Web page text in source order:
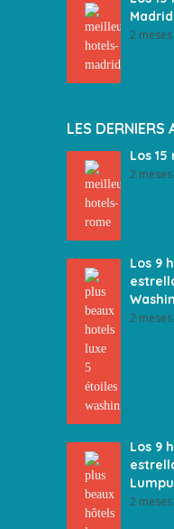
Madrid
2
LES DERNIERS
Los
2
Los 9
2
Los 9
2